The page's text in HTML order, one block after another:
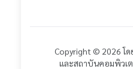
Copyright © 2026 โ
และสถาบันคอมพิวเ